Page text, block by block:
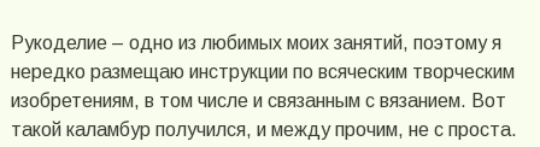
Рукоделие – одно из любимых моих занятий, поэтому я
нередко размещаю инструкции по всяческим творческим
изобретениям, в том числе и связанным с вязанием. Вот
такой каламбур получился, и между прочим, не с проста.